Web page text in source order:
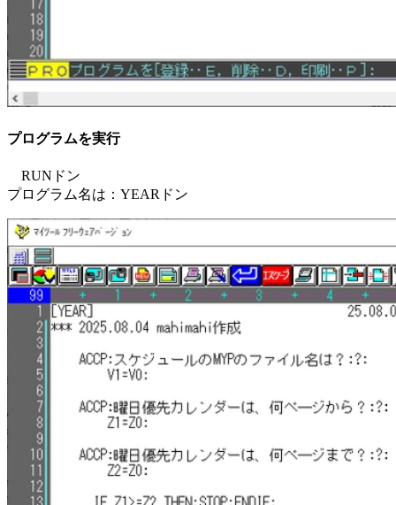
プログラムを実行
RUNドン
プログラム名は：YEARドン